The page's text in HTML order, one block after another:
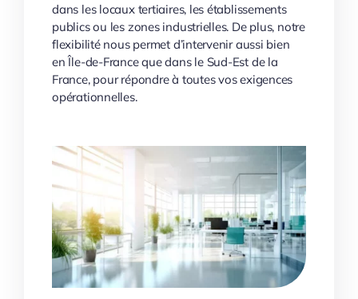
dans les locaux tertiaires, les établissements
publics ou les zones industrielles. De plus, notre
flexibilité nous permet d’intervenir aussi bien
en Île-de-France que dans le Sud-Est de la
France, pour répondre à toutes vos exigences
opérationnelles.